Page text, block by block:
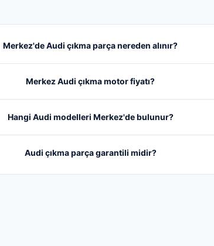
Merkez'de Audi çıkma parça nereden alınır?
Merkez Audi çıkma motor fiyatı?
Hangi Audi modelleri Merkez'de bulunur?
Audi çıkma parça garantili midir?